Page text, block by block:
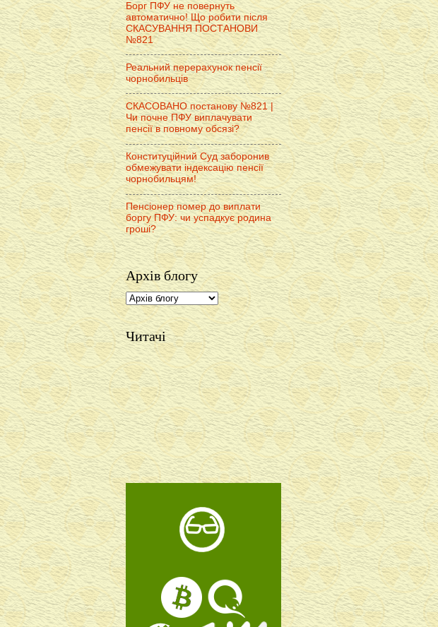
Борг ПФУ не повернуть
автоматично! Що робити після
СКАСУВАННЯ ПОСТАНОВИ
№821
Реальний перерахунок пенсії
чорнобильців
СКАСОВАНО постанову №821 |
Чи почне ПФУ виплачувати
пенсії в повному обсязі?
Конституційний Суд заборонив
обмежувати індексацію пенсії
чорнобильцям!
Пенсіонер помер до виплати
боргу ПФУ: чи успадкує родина
гроші?
Архів блогу
Читачі